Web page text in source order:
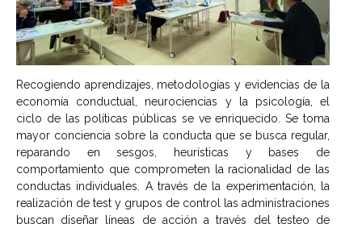
Recogiendo aprendizajes, metodologías y evidencias de la
economía conductual, neurociencias y la psicología, el
ciclo de las políticas públicas se ve enriquecido. Se toma
mayor conciencia sobre la conducta que se busca regular,
reparando en sesgos, heurísticas y bases de
comportamiento que comprometen la racionalidad de las
conductas individuales. A través de la experimentación, la
realización de test y grupos de control las administraciones
buscan diseñar líneas de acción a través del testeo de